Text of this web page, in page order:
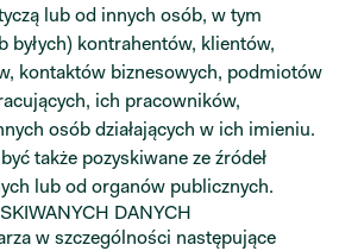
lub od innych osób, w tym
byłych) kontrahentów, klientów,
kontaktów biznesowych, podmiotów
ich pracowników,
osób działających w ich imieniu.
także pozyskiwane ze źródeł
lub od organów publicznych.
DANYCH
w szczególności następujące